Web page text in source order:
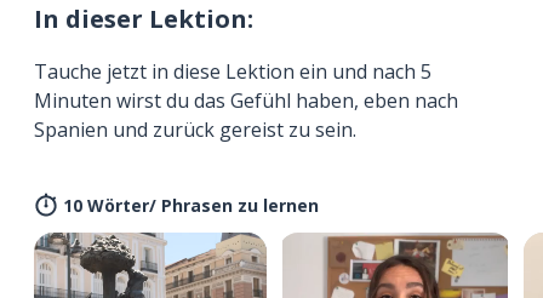
In dieser Lektion:
Tauche jetzt in diese Lektion ein und nach 5
Minuten wirst du das Gefühl haben, eben nach
Spanien und zurück gereist zu sein.
10 Wörter/ Phrasen zu lernen